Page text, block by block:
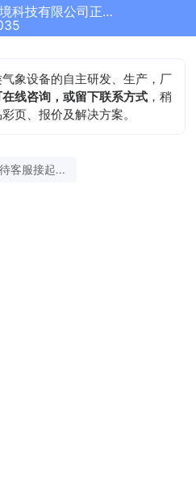
山东天合环境科技有限公司正在为您服务
象设备的自主研发、生产，厂
线咨询，或留下联系方式 ，稍
页、报价及解决方案。
客服接起...